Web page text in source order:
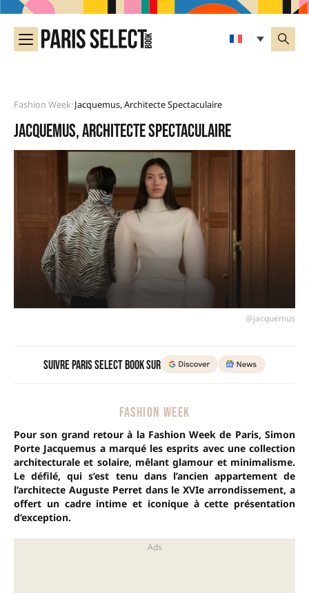
Fashion Week•Jacquemus, Architecte Spectaculaire
Jacquemus, architecte spectaculaire
@jacquemus
Suivre Paris Select Book sur
FASHION WEEK
Pour son grand retour à la Fashion Week de Paris, Simon
Porte Jacquemus a marqué les esprits avec une collection
architecturale et solaire, mêlant glamour et minimalisme.
Le défilé, qui s’est tenu dans l’ancien appartement de
l’architecte Auguste Perret dans le XVIe arrondissement, a
offert un cadre intime et iconique à cette présentation
d’exception.